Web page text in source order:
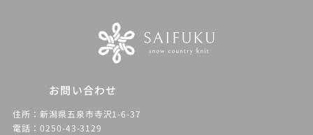
お問い合わせ
住所：新潟県五泉市寺沢1-6-37
電話：0250-43-3129